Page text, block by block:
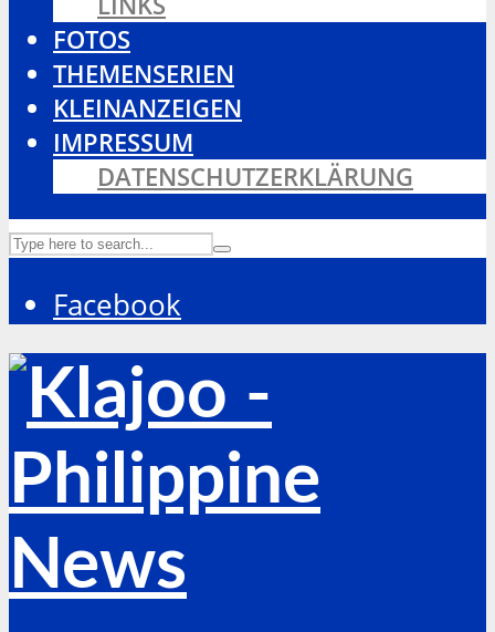
FOTOS
THEMENSERIEN
KLEINANZEIGEN
IMPRESSUM
DATENSCHUTZERKLÄRUNG
Facebook